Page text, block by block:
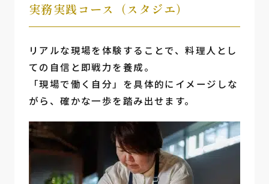
実務実践コース（スタジエ）
リアルな現場を体験することで、料理人とし
ての自信と即戦力を養成。
「現場で働く自分」を具体的にイメージしな
がら、確かな一歩を踏み出せます。